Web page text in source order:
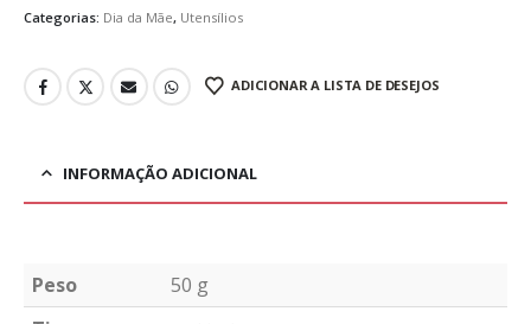
Categorias: Dia da Mãe, Utensílios
ADICIONAR A LISTA DE DESEJOS
INFORMAÇÃO ADICIONAL
Peso
50 g